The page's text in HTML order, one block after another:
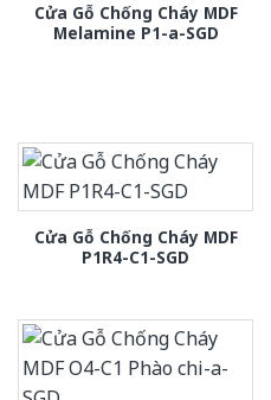
Cửa Gỗ Chống Cháy MDF
Melamine P1-a-SGD
Cửa Gỗ Chống Cháy MDF
P1R4-C1-SGD